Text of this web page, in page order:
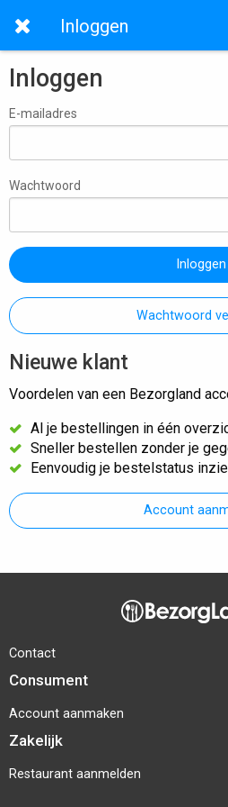
Inloggen
Inloggen
E-mailadres
Wachtwoord
Inloggen
Wachtwoord
Nieuwe klant
Voordelen van een Bezorgland
Al je bestellingen in één
Sneller bestellen zonder je
Eenvoudig je bestelstatus
Account
Contact
Consument
Account aanmaken
Zakelijk
Restaurant aanmelden